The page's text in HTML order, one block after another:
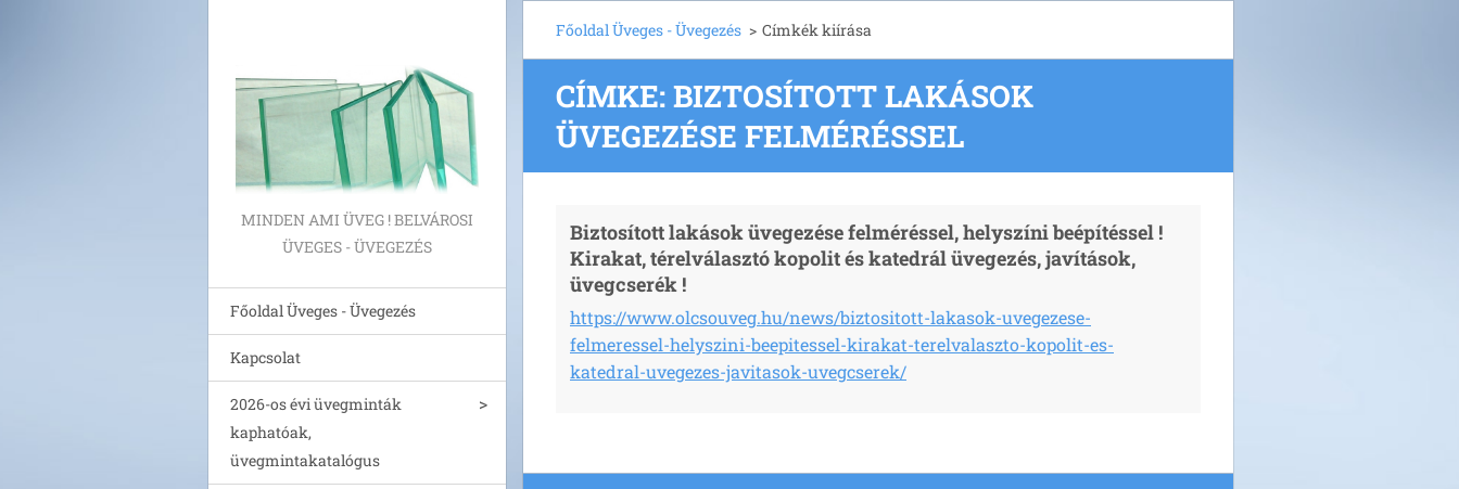
MINDEN AMI ÜVEG ! BELVÁROSI
ÜVEGES - ÜVEGEZÉS
Főoldal Üveges - Üvegezés
Kapcsolat
2026-os évi üvegminták
kaphatóak,
üvegmintakatalógus
Főoldal Üveges - Üvegezés > Címkék kiírása
CÍMKE: BIZTOSÍTOTT LAKÁSOK
ÜVEGEZÉSE FELMÉRÉSSEL
Biztosított lakások üvegezése felméréssel, helyszíni beépítéssel !
Kirakat, térelválasztó kopolit és katedrál üvegezés, javítások,
üvegcserék !
https://www.olcsouveg.hu/news/biztositott-lakasok-uvegezese-
felmeressel-helyszini-beepitessel-kirakat-terelvalaszto-kopolit-es-
katedral-uvegezes-javitasok-uvegcserek/